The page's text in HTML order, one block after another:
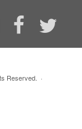
Reserved. ·